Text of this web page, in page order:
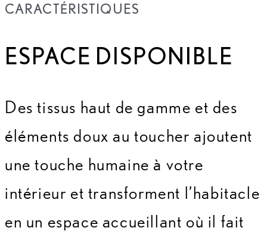
CARACTÉRISTIQUES
ESPACE DISPONIBLE
Des tissus haut de gamme et des
éléments doux au toucher ajoutent
une touche humaine à votre
intérieur et transforment l’habitacle
en un espace accueillant où il fait